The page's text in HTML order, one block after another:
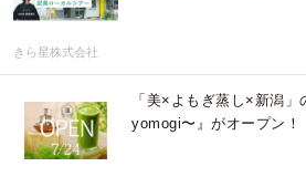
きら星株式会社
「美×よもぎ蒸し×新潟
yomogi〜』がオープン！